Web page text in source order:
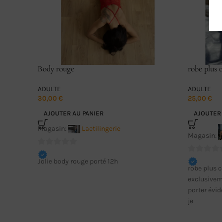
Body rouge
ADULTE
30,00 €
AJOUTER AU PANIER
Magasin: Laetilingerie
0
sur
Jolie body rouge porté 12h
robe plus
ADULTE
25,00 €
Magasin:
0
sur
5
robe plus
porter
je